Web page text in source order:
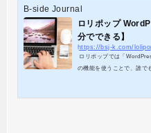
B-side Journal
ロリポップ
分でできる】
https://bsj-k.com/
ロリポップでは「
の機能を使うことで、誰で